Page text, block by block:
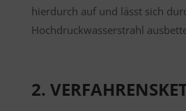
hierdurch auf und lässt sich
Hochdruckwasserstrahl
2.